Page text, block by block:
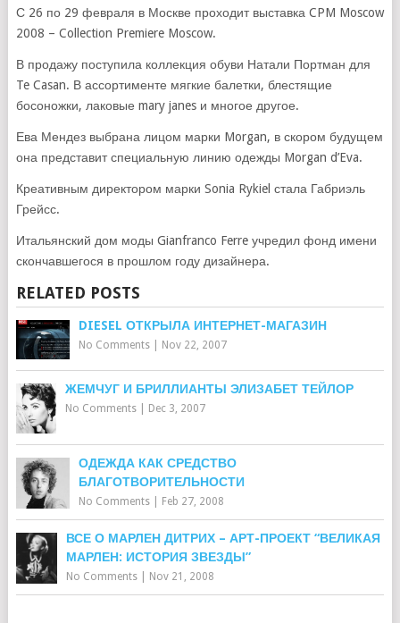
С 26 по 29 февраля в Москве проходит выставка CPM Moscow
2008 – Collection Premiere Moscow.
В продажу поступила коллекция обуви Натали Портман для
Te Casan. В ассортименте мягкие балетки, блестящие
босоножки, лаковые mary janes и многое другое.
Ева Мендез выбрана лицом марки Morgan, в скором будущем
она представит специальную линию одежды Morgan d’Eva.
Креативным директором марки Sonia Rykiel стала Габриэль
Грейсс.
Итальянский дом моды Gianfranco Ferre учредил фонд имени
скончавшегося в прошлом году дизайнера.
RELATED POSTS
DIESEL ОТКРЫЛА ИНТЕРНЕТ-МАГАЗИН
No Comments| Nov 22, 2007
ЖЕМЧУГ И БРИЛЛИАНТЫ ЭЛИЗАБЕТ ТЕЙЛОР
No Comments| Dec 3, 2007
ОДЕЖДА КАК СРЕДСТВО
БЛАГОТВОРИТЕЛЬНОСТИ
No Comments| Feb 27, 2008
ВСЕ О МАРЛЕН ДИТРИХ – АРТ-ПРОЕКТ “ВЕЛИКАЯ
МАРЛЕН: ИСТОРИЯ ЗВЕЗДЫ”
No Comments| Nov 21, 2008